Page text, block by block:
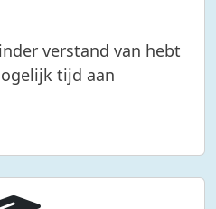
verstand van hebt
tijd aan